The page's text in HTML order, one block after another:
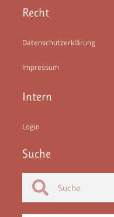
Recht
Datenschutzerklärung
Impressum
Intern
Login
Suche